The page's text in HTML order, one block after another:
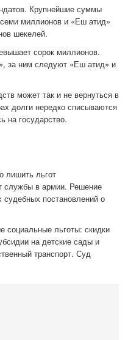
Крупнейшие суммы
миллионов и «Еш атид»
шекелей.
сорок миллионов.
за ним следуют «Еш атид» и
может так и не вернуться в
долги нередко списываются
на государство.
лишить льгот
службы в армии. Решение
судебных постановлений о
социальные льготы: скидки
на детские сады и
транспорт. Суд